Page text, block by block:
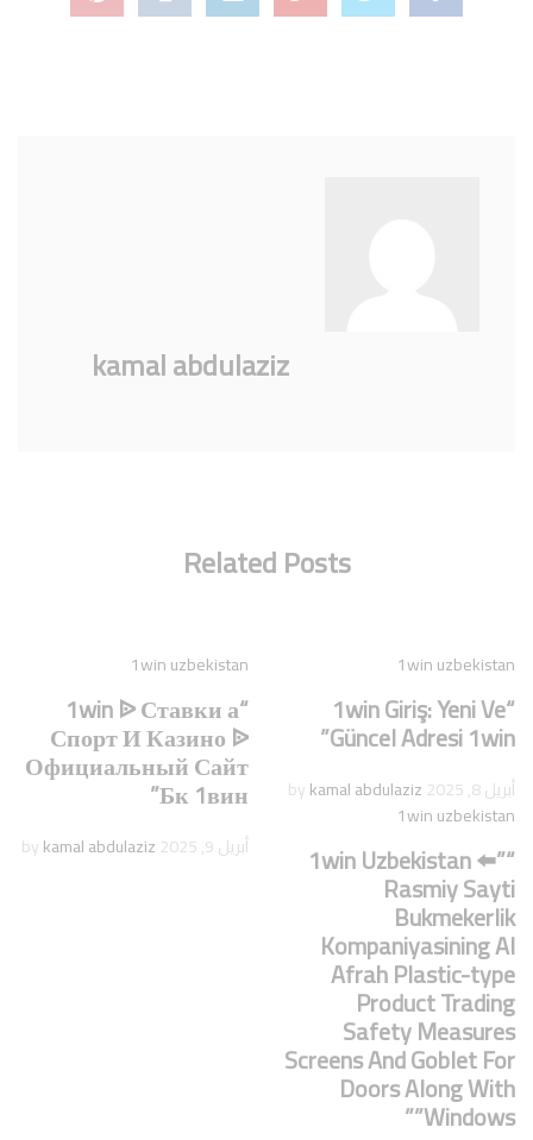
kamal abdulaziz
Related Posts
1win uzbekistan
“1win ᐉ Ставки а
Спорт И Казино ᐉ
Официальный Сайт
Бк 1вин”
أبريل 9, 2025 kamal abdulaziz
1win uzbekistan
“1win Giriş: Yeni Ve
Güncel Adresi 1win”
أبريل 8, 2025
kamal abdulaziz
1win uzbekistan
“”1win Uzbekistan ⬅️
Rasmiy Sayti
Bukmekerlik
Kompaniyasining Al
Afrah Plastic-type
Product Trading
Safety Measures
Screens And Goblet For
Doors Along With
Windows””